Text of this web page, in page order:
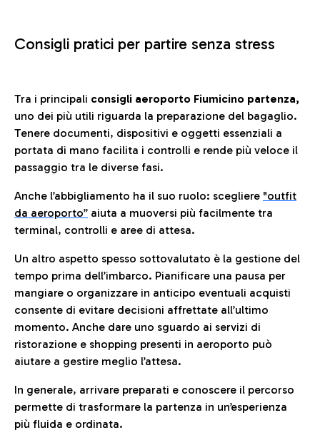
Consigli pratici per partire senza stress
Tra i principali consigli aeroporto Fiumicino partenza,
uno dei più utili riguarda la preparazione del bagaglio.
Tenere documenti, dispositivi e oggetti essenziali a
portata di mano facilita i controlli e rende più veloce il
passaggio tra le diverse fasi.
Anche l’abbigliamento ha il suo ruolo: scegliere "outfit
da aeroporto” aiuta a muoversi più facilmente tra
terminal, controlli e aree di attesa.
Un altro aspetto spesso sottovalutato è la gestione del
tempo prima dell’imbarco. Pianificare una pausa per
mangiare o organizzare in anticipo eventuali acquisti
consente di evitare decisioni affrettate all’ultimo
momento. Anche dare uno sguardo ai servizi di
ristorazione e shopping presenti in aeroporto può
aiutare a gestire meglio l’attesa.
In generale, arrivare preparati e conoscere il percorso
permette di trasformare la partenza in un’esperienza
più fluida e ordinata.